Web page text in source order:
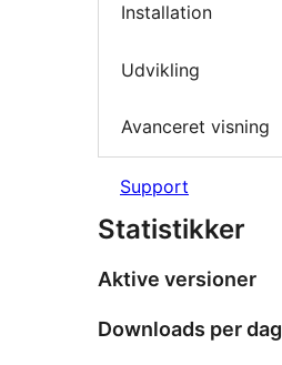
Installation
Udvikling
Avanceret visning
Support
Statistikker
Aktive versioner
Downloads per dag